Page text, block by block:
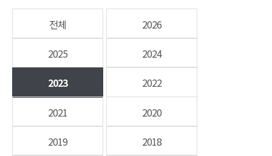
전체
2026
2025
2024
2023
2022
2021
2020
2019
2018